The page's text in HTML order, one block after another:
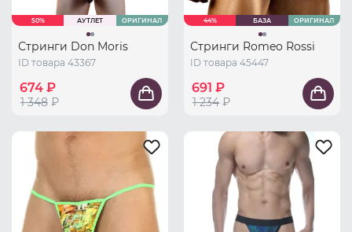
50% АУТЛЕТ ОРИГИНАЛ
Стринги Don Moris
ID товара 43367
674 ₽
1 348 ₽
44% БАЗА ОРИГИНАЛ
Стринги Romeo Rossi
ID товара 45447
691 ₽
1 234 ₽